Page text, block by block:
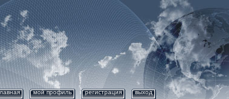
мой профиль регистрация выход